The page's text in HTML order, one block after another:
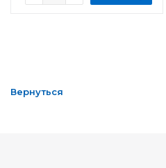
Вернуться